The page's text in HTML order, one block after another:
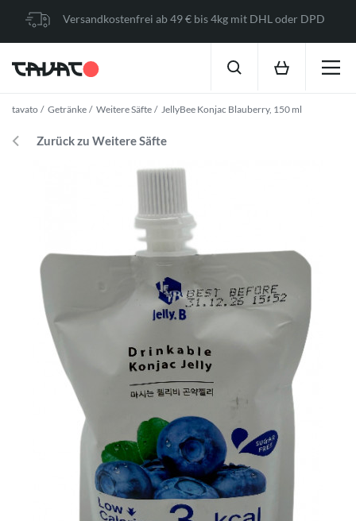
Versandkostenfrei ab 49 € bis 4kg mit DHL oder DPD
tavato Getränke Weitere Säfte JellyBee Konjac Blauberry, 150 ml
Zurück zu Weitere Säfte